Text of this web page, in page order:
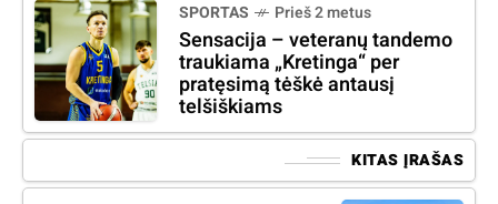
SPORTAS Prieš 2 metus
Sensacija – veteranų tandemo
traukiama „Kretinga“ per
pratęsimą tėškė antausį
telšiškiams
KITAS ĮRAŠAS